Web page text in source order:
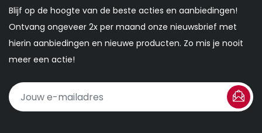
Blijf op de hoogte van de beste acties en aanbiedingen!
Ontvang ongeveer 2x per maand onze nieuwsbrief met
hierin aanbiedingen en nieuwe producten. Zo mis je nooit
meer een actie!